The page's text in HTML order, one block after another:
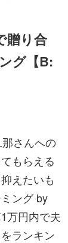
贈り合
グ【B:
さんへの
もらえる
えたいも
ング by
万円内で夫
ランキン